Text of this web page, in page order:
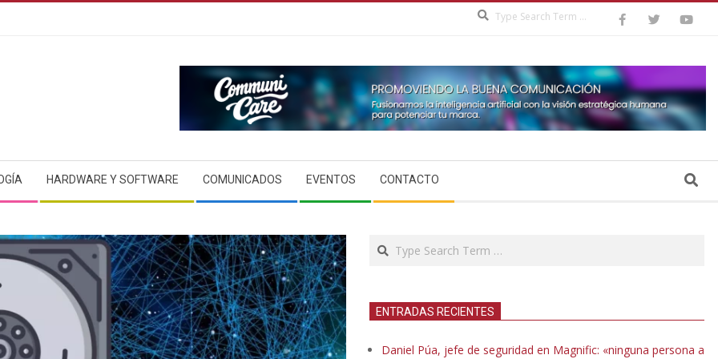
HARDWARE Y SOFTWARE COMUNICADOS EVENTOS CONTACTO Search
Search
ENTRADAS RECIENTES
Daniel Púa, jefe de seguridad en Magnific: «ninguna persona a